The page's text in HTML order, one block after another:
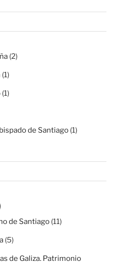
(2)
(1)
(1)
de Santiago (1)
de Santiago (11)
(5)
de Galiza. Patrimonio